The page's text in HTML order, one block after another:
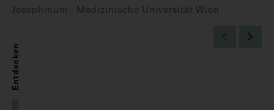
Josephinum - Medizinische Universität Wien
Entdecken